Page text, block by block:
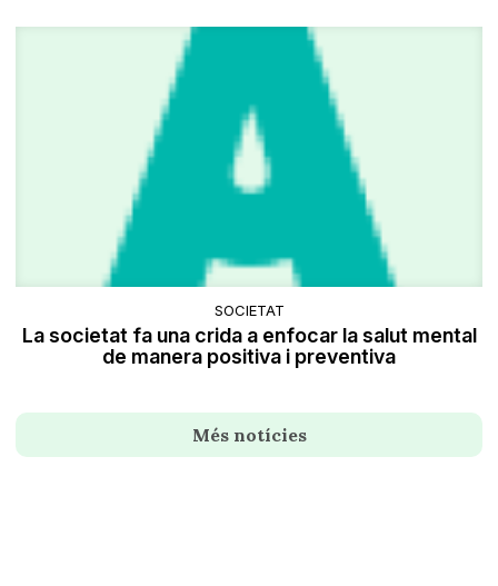
SOCIETAT
La societat fa una crida a enfocar la salut mental
de manera positiva i preventiva
Més notícies